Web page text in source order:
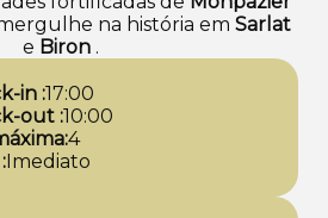
na história em Sarlat
e Biron .
in :17:00
out :10:00
4
Imediato